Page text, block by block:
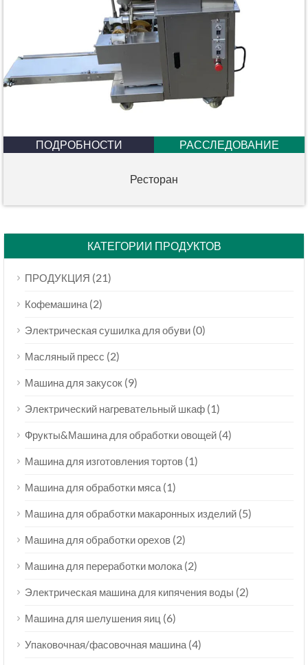
ПОДРОБНОСТИ РАССЛЕДОВАНИЕ
Ресторан
КАТЕГОРИИ ПРОДУКТОВ
ПРОДУКЦИЯ (21)
Кофемашина (2)
Электрическая сушилка для обуви (0)
Масляный пресс (2)
Машина для закусок (9)
Электрический нагревательный шкаф (1)
Фрукты&Машина для обработки овощей (4)
Машина для изготовления тортов (1)
Машина для обработки мяса (1)
Машина для обработки макаронных изделий (5)
Машина для обработки орехов (2)
Машина для переработки молока (2)
Электрическая машина для кипячения воды (2)
Машина для шелушения яиц (6)
Упаковочная/фасовочная машина (4)